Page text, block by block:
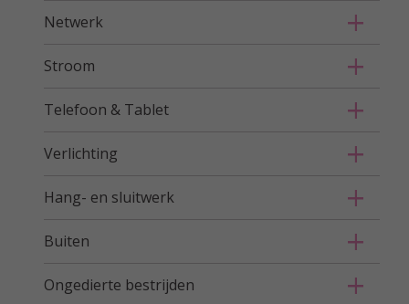
Netwerk
Stroom
Telefoon & Tablet
Verlichting
Hang- en sluitwerk
Buiten
Ongedierte bestrijden